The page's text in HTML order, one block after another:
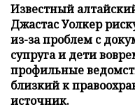
Известный
Джастас Уолкер
из-за проблем с
супруга и дети
профильные
близкий к
источник.